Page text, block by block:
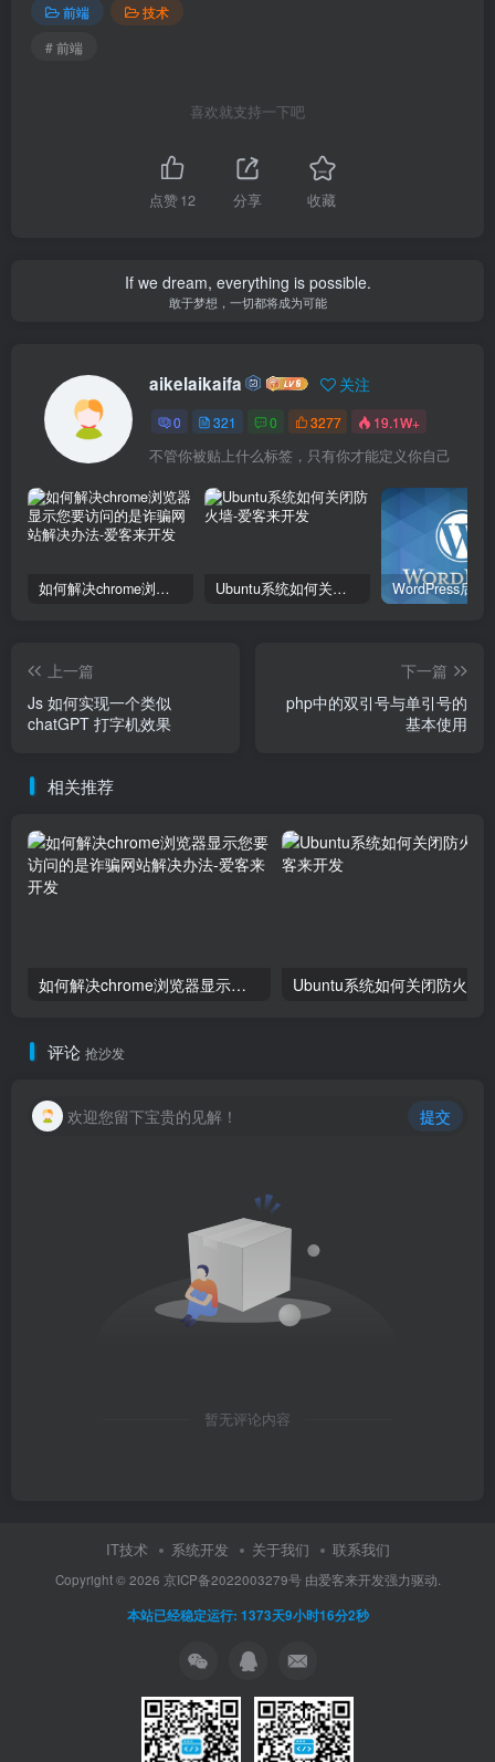
前端
技术
# 前端
喜欢就支持一下吧
点赞12 分享 收藏
If we dream, everything is possible.
敢于梦想，一切都将成为可能
aikelaikaifa 关注
0 321 0 3277 19.1W+
不管你被贴上什么标签，只有你才能定义你自己
如何解决chrome浏览器显示您要访问的是诈骗网站解决办法 Ubuntu系统如何关闭防火墙
上一篇
Js 如何实现一个类似
chatGPT 打字机效果
下一篇
php中的双引号与单引号的
基本使用
相关推荐
如何解决chrome浏览器显示您要访问的是诈骗网站解决办法 Ubuntu系统如何关闭防火墙
评论 抢沙发
欢迎您留下宝贵的见解！ 提交
暂无评论内容
IT技术 系统开发 关于我们 联系我们
Copyright ©2026 京ICP备2022003279号由爱客来开发强力驱动.
本站已经稳定运行: 1373天9小时16分3秒